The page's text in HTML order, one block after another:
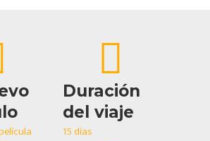
Duración
del viaje
15 días